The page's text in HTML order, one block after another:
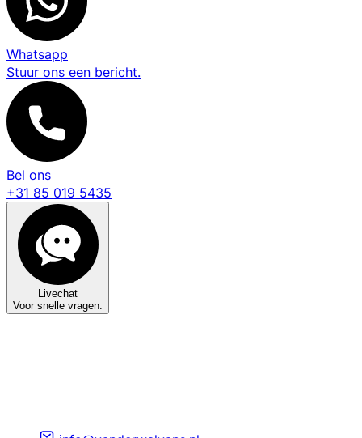
Whatsapp
Stuur ons een bericht.
Bel ons
+31 85 019 5435
Livechat
Voor snelle vragen.